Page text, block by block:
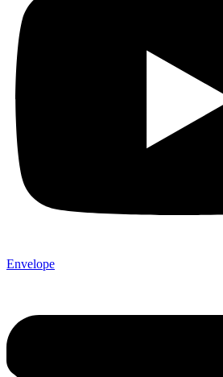
Envelope